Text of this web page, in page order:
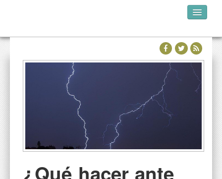
QUIÉNES SOMOS
DÓNDE ESTAMOS
¿Qué hacer ante